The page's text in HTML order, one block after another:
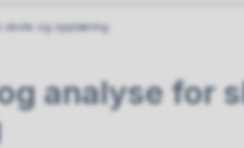
skole og opplæring
analyse for